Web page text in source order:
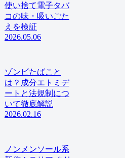
使い捨て電子タバ
コの味・吸いごた
えを検証
2026.05.06
ゾンビたばこと
は？成分エトミデ
ートと法規制につ
いて徹底解説
2026.02.16
ノンメンソール系